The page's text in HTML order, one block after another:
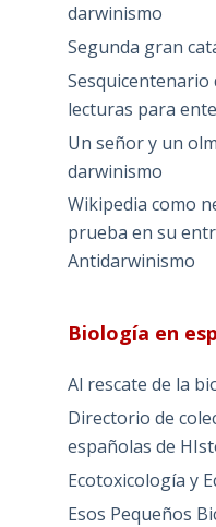
darwinismo
Segunda gran
Sesquicentenario
lecturas para
Un señor y un
darwinismo
Wikipedia como
prueba en su
Antidarwinismo
Biología en
Al rescate de la
Directorio de
españolas de
Ecotoxicología y
Esos Pequeños